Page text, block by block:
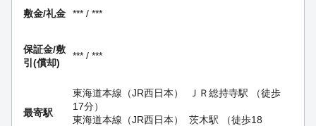
敷金/礼金 *** / ***
保証金/敷
引(償却)
*** / ***
最寄駅
東海道本線（JR西日本） ＪＲ総持寺駅 （徒歩
17分）
東海道本線（JR西日本）
茨木駅 （徒歩18